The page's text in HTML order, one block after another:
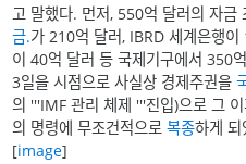
고 말했다. 먼저, 550억 달러의 자
금.가 210억 달러, IBRD 세계은행
이 40억 달러 등 국제기구에서 350
3일을 시점으로 사실상 경제주권을
의 '''IMF 관리 체제 '''진입)으로 그
의 명령에 무조건적으로복종하게 되
[image]